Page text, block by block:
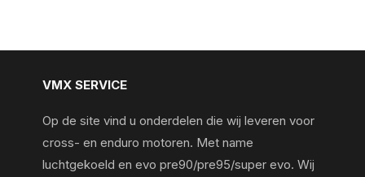
VMX SERVICE
Op de site vind u onderdelen die wij leveren voor
cross- en enduro motoren. Met name
luchtgekoeld en evo pre90/pre95/super evo. Wij